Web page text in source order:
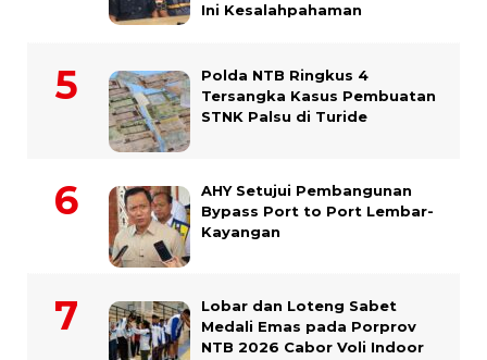
Ini Kesalahpahaman
Polda NTB Ringkus 4
Tersangka Kasus Pembuatan
STNK Palsu di Turide
AHY Setujui Pembangunan
Bypass Port to Port Lembar-
Kayangan
Lobar dan Loteng Sabet
Medali Emas pada Porprov
NTB 2026 Cabor Voli Indoor